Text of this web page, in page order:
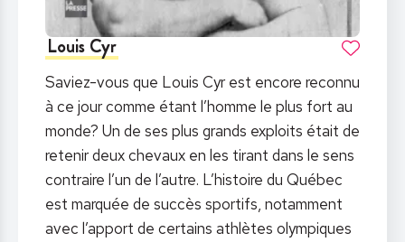
Louis Cyr
Saviez-vous que Louis Cyr est encore reconnu
à ce jour comme étant l’homme le plus fort au
monde? Un de ses plus grands exploits était de
retenir deux chevaux en les tirant dans le sens
contraire l’un de l’autre. L’histoire du Québec
est marquée de succès sportifs, notamment
avec l’apport de certains athlètes olympiques